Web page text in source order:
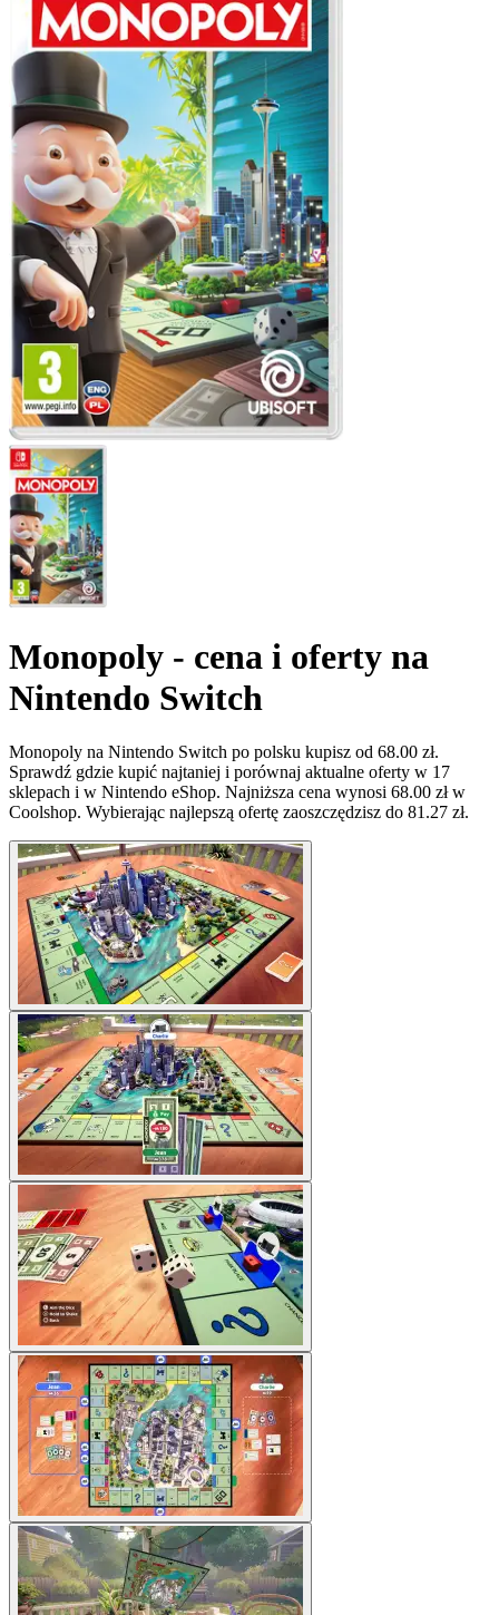
Monopoly - cena i oferty na
Nintendo Switch
Monopoly na Nintendo Switch po polsku kupisz od 68.00 zł.
Sprawdź gdzie kupić najtaniej i porównaj aktualne oferty w 17
sklepach i w Nintendo eShop. Najniższa cena wynosi 68.00 zł w
Coolshop. Wybierając najlepszą ofertę zaoszczędzisz do 81.27 zł.